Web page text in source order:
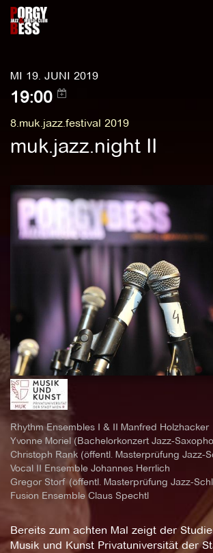
MI 19. JUNI 2019
19:00
8.muk.jazz.festival 2019
muk.jazz.night II
Rhythm Ensembles I & II Manfred Holzhacker
Yvonne Moriel (Bachelorkonzert Jazz-
Christoph Rank (öffentl. Masterprüfung Jazz-
Vocal II Ensemble Johannes Herrlich
Gregor Storf (öffentl. Masterprüfung Jazz-
Fusion Ensemble Claus Spechtl
Bereits zum achten Mal zeigt der
Musik und Kunst Privatuniversität der